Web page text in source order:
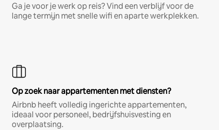
Ga je voor je werk op reis? Vind een verblijf voor de
lange termijn met snelle wifi en aparte werkplekken.
Op zoek naar appartementen met diensten?
Airbnb heeft volledig ingerichte appartementen,
ideaal voor personeel, bedrijfshuisvesting en
overplaatsing.